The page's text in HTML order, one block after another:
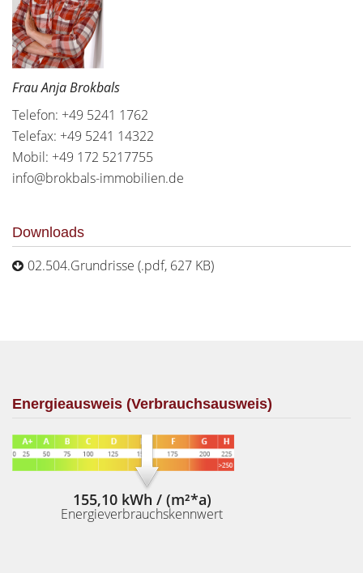
Frau Anja Brokbals
Telefon: +49 5241 1762
Telefax: +49 5241 14322
Mobil: +49 172 5217755
info@brokbals-immobilien.de
Downloads
02.504.Grundrisse (.pdf, 627 KB)
Energieausweis (Verbrauchsausweis)
155,10 kWh / (m²*a)
Energieverbrauchskennwert